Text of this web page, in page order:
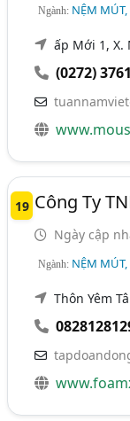
Ngành: NỆM
ấp Mới 1, X.
(0272)
19 Công Ty
Ngày cập
Ngành: NỆM
Thôn Yêm